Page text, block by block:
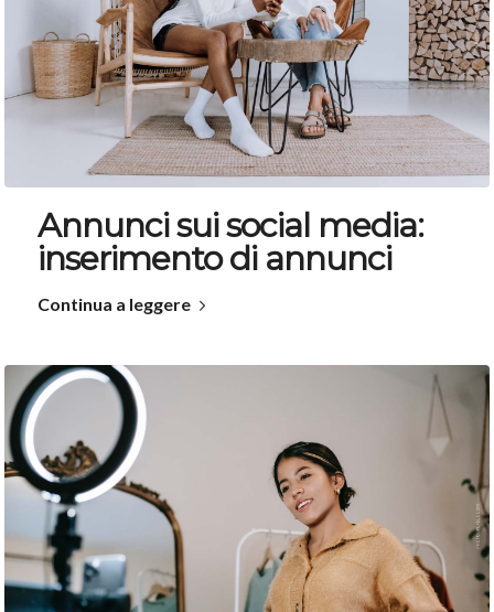
Annunci sui social media:
inserimento di annunci
Continua a leggere